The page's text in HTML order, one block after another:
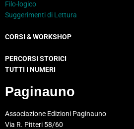
Filo-logico
Suggerimenti di Lettura
CORSI & WORKSHOP
PERCORSI STORICI
TUTTI I NUMERI
Paginauno
Associazione Edizioni Paginauno
Via R. Pitteri 58/60